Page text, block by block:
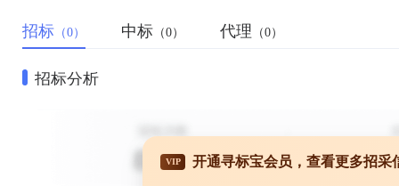
招标 （0） 中标 （0） 代理 （0）
招标分析
VIP 开通寻标宝会员，查看更多招采